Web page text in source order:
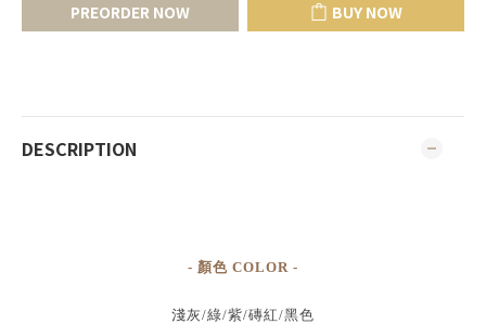
PREORDER NOW BUY NOW
DESCRIPTION
- 顏色 COLOR -
淺灰/綠/紫/磚紅/黑色